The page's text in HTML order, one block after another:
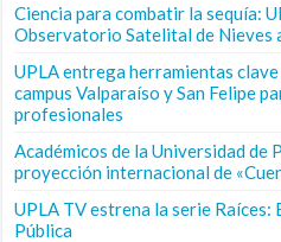
Ciencia para combatir la sequía:
Observatorio Satelital de Nieves
UPLA entrega herramientas
campus Valparaíso y San Felipe
profesionales
Académicos de la Universidad de
proyección internacional de
UPLA TV estrena la serie Raíces:
Pública